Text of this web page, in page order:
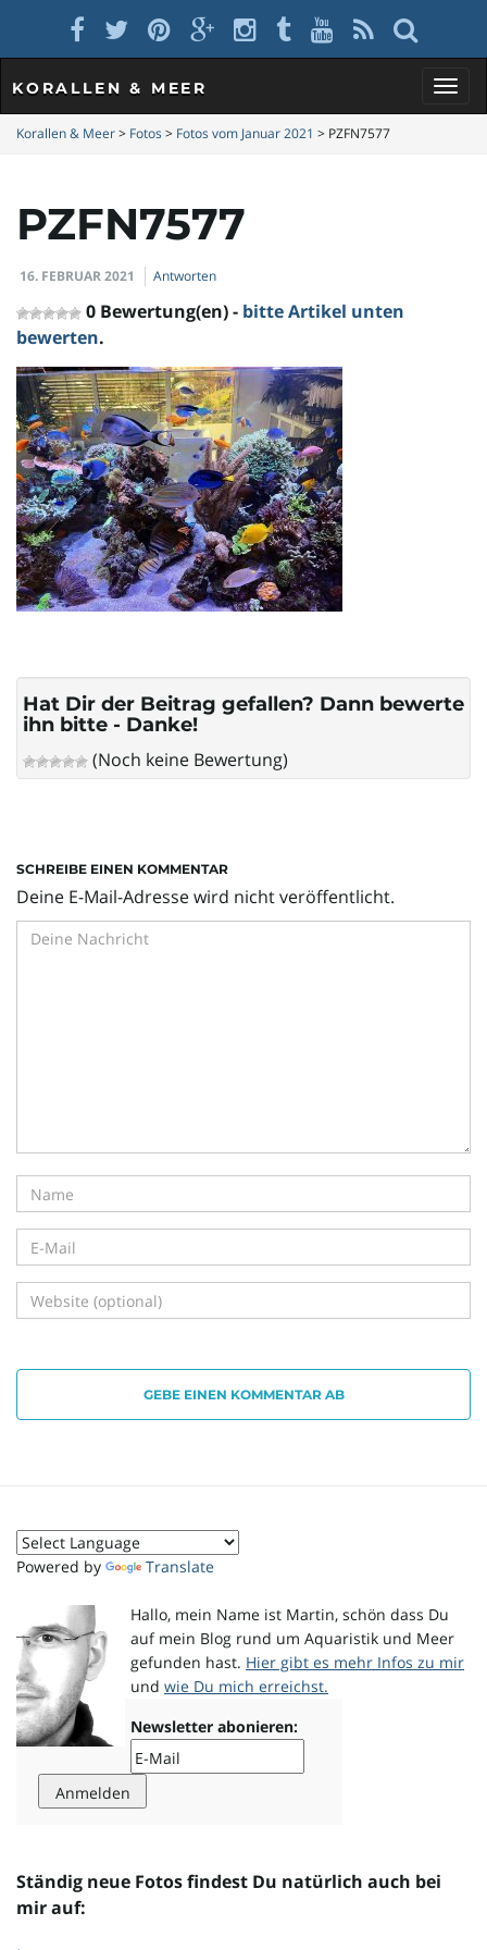
e
a
t
i
KORALLEN & MEER
Korallen & Meer> Fotos > Fotos vom Januar 2021 > PZFN7577
PZFN7577
16. FEBRUAR 2021 Antworten
0 Bewertung(en) - bitte Artikel unten
bewerten.
Hat Dir der Beitrag gefallen? Dann bewerte
ihn bitte - Danke!
(Noch keine Bewertung)
SCHREIBE EINEN KOMMENTAR
Deine E-Mail-Adresse wird nicht veröffentlicht.
GEBE EINEN KOMMENTAR AB
Powered by Translate
Hallo, mein Name ist Martin, schön dass Du
auf mein Blog rund um Aquaristik und Meer
gefunden hast. Hier gibt es mehr Infos zu mir
und wie Du mich erreichst.
Newsletter abonieren:
Ständig neue Fotos findest Du natürlich auch bei
mir auf: